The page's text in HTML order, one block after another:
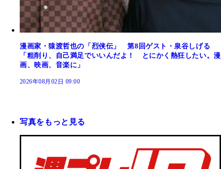
漫画家・猿渡哲也の「烈侠伝」 第8回ゲスト・泉谷しげる
「粗削り、自己満足でいいんだよ！ とにかく熱狂したい。漫
画、映画、音楽に」
2026年08月02日 09:00
写真をもっと見る